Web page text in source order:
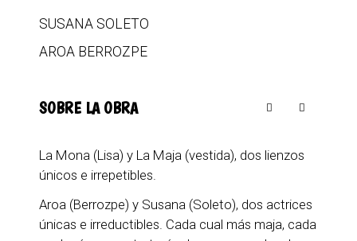
SUSANA SOLETO
AROA BERROZPE
SOBRE LA OBRA
La Mona (Lisa) y La Maja (vestida), dos lienzos
únicos e irrepetibles.
Aroa (Berrozpe) y Susana (Soleto), dos actrices
únicas e irreductibles. Cada cual más maja, cada